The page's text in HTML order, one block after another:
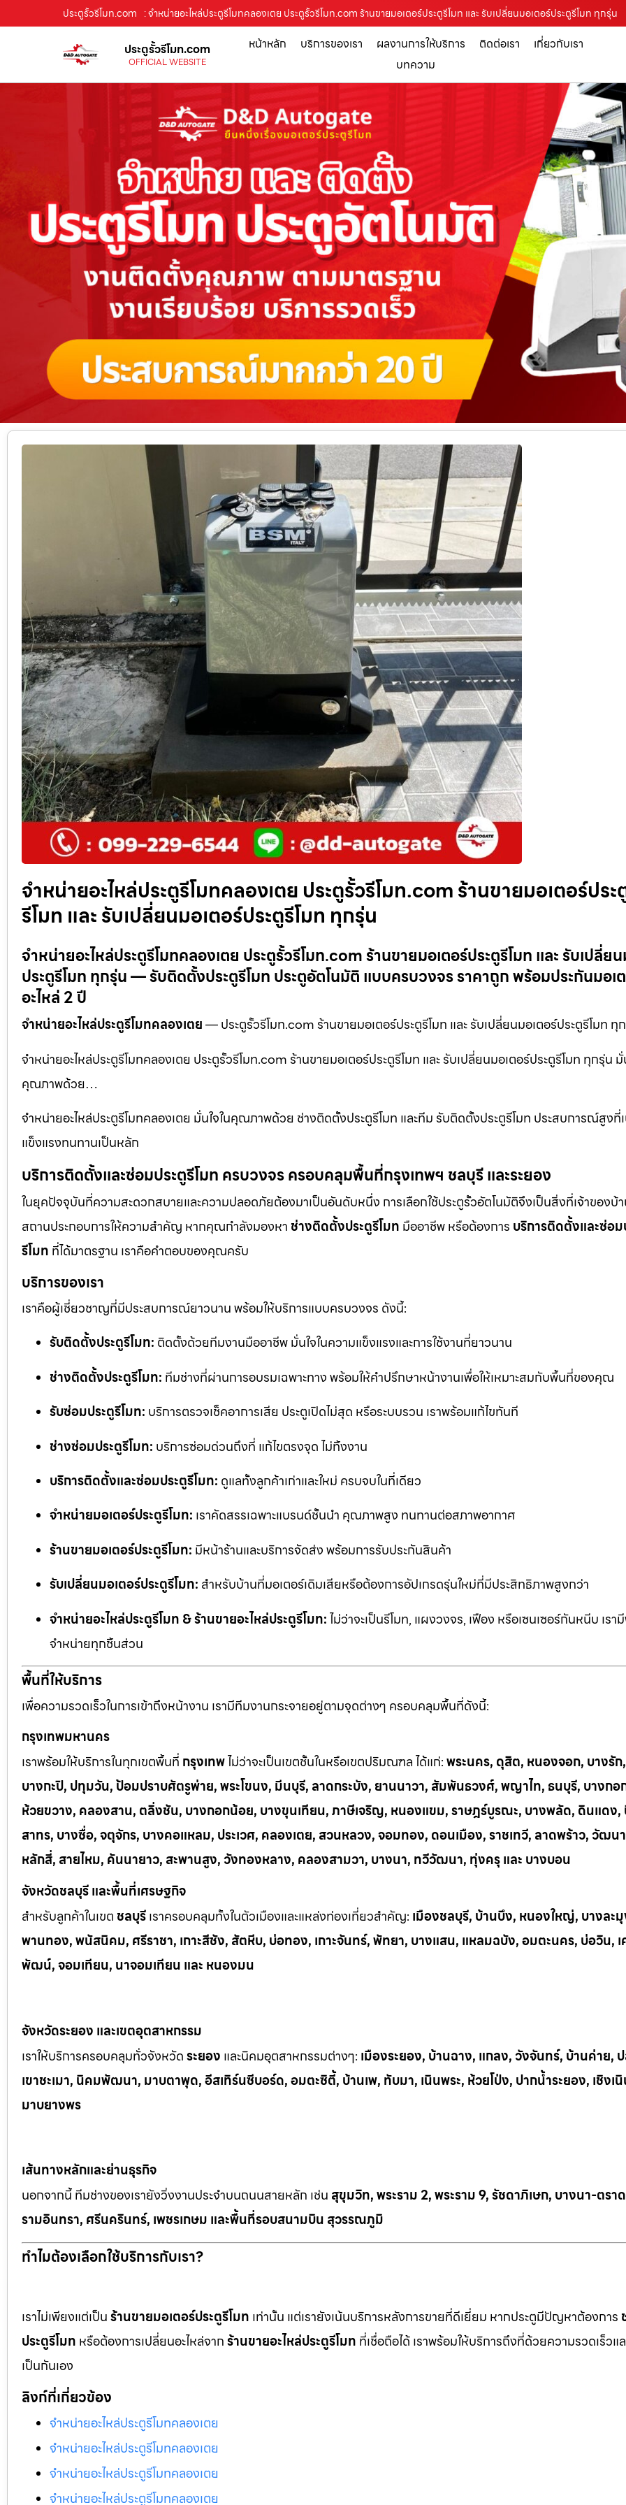
ประตูรั้วรีโมท.com : จำหน่ายอะไหล่ประตูรีโมทคลองเตย ประตูรั้วรีโมท.com ร้านขายมอเตอร์ประตูรีโมท และ รับเปลี่ยนมอเตอร์ประตูรีโมท ทุกรุ่น
ประตูรั้วรีโมท.com
OFFICIAL WEBSITE
หน้าหลัก บริการของเรา ผลงานการให้บริการ ติดต่อเรา
เกี่ยวกับเรา
บทความ
จำหน่ายอะไหล่ประตูรีโมทคลองเตย ประตูรั้วรีโมท.com ร้านขายมอเตอร์ประ
รีโมท และ รับเปลี่ยนมอเตอร์ประตูรีโมท ทุกรุ่น
จำหน่ายอะไหล่ประตูรีโมทคลองเตย ประตูรั้วรีโมท.com ร้านขายมอเตอร์ประตูรีโมท และ รับเปลี่ย
ประตูรีโมท ทุกรุ่น — รับติดตั้งประตูรีโมท ประตูอัตโนมัติ แบบครบวงจร ราคาถูก พร้อมประกันมอเ
อะไหล่ 2 ปี
จำหน่ายอะไหล่ประตูรีโมทคลองเตย— ประตูรั้วรีโมท.com ร้านขายมอเตอร์ประตูรีโมท และ รับเปลี่ยนมอเตอร์ประตูรีโมท ทุ
จำหน่ายอะไหล่ประตูรีโมทคลองเตย ประตูรั้วรีโมท.com ร้านขายมอเตอร์ประตูรีโมท และ รับเปลี่ยนมอเตอร์ประตูรีโมท ทุกรุ่น มั่
คุณภาพด้วย…
จำหน่ายอะไหล่ประตูรีโมทคลองเตย มั่นใจในคุณภาพด้วย ช่างติดตั้งประตูรีโมท และทีม รับติดตั้งประตูรีโมท ประสบการณ์สูงที่
แข็งแรงทนทานเป็นหลัก
บริการติดตั้งและซ่อมประตูรีโมท ครบวงจร ครอบคลุมพื้นที่กรุงเทพฯ ชลบุรี และระยอง
ในยุคปัจจุบันที่ความสะดวกสบายและความปลอดภัยต้องมาเป็นอันดับหนึ่ง การเลือกใช้ประตูรั้วอัตโนมัติจึงเป็นสิ่งที่เจ้าของบ้า
สถานประกอบการให้ความสำคัญ หากคุณกำลังมองหา ช่างติดตั้งประตูรีโมท มืออาชีพ หรือต้องการ บริการติดตั้งและซ่อม
รีโมท ที่ได้มาตรฐาน เราคือคำตอบของคุณครับ
บริการของเรา
เราคือผู้เชี่ยวชาญที่มีประสบการณ์ยาวนาน พร้อมให้บริการแบบครบวงจร ดังนี้:
รับติดตั้งประตูรีโมท: ติดตั้งด้วยทีมงานมืออาชีพ มั่นใจในความแข็งแรงและการใช้งานที่ยาวนาน
ช่างติดตั้งประตูรีโมท: ทีมช่างที่ผ่านการอบรมเฉพาะทาง พร้อมให้คำปรึกษาหน้างานเพื่อให้เหมาะสมกับพื้นที่ของคุณ
รับซ่อมประตูรีโมท: บริการตรวจเช็คอาการเสีย ประตูเปิดไม่สุด หรือระบบรวน เราพร้อมแก้ไขทันที
ช่างซ่อมประตูรีโมท: บริการซ่อมด่วนถึงที่ แก้ไขตรงจุด ไม่ทิ้งงาน
บริการติดตั้งและซ่อมประตูรีโมท: ดูแลทั้งลูกค้าเก่าและใหม่ ครบจบในที่เดียว
จำหน่ายมอเตอร์ประตูรีโมท: เราคัดสรรเฉพาะแบรนด์ชั้นนำ คุณภาพสูง ทนทานต่อสภาพอากาศ
ร้านขายมอเตอร์ประตูรีโมท: มีหน้าร้านและบริการจัดส่ง พร้อมการรับประกันสินค้า
รับเปลี่ยนมอเตอร์ประตูรีโมท: สำหรับบ้านที่มอเตอร์เดิมเสียหรือต้องการอัปเกรดรุ่นใหม่ที่มีประสิทธิภาพสูงกว่า
จำหน่ายอะไหล่ประตูรีโมท & ร้านขายอะไหล่ประตูรีโมท:ไม่ว่าจะเป็นรีโมท, แผงวงจร, เฟือง หรือเซนเซอร์กันหนีบ เรา
จำหน่ายทุกชิ้นส่วน
พื้นที่ให้บริการ
เพื่อความรวดเร็วในการเข้าถึงหน้างาน เรามีทีมงานกระจายอยู่ตามจุดต่างๆ ครอบคลุมพื้นที่ดังนี้:
กรุงเทพมหานคร
เราพร้อมให้บริการในทุกเขตพื้นที่ กรุงเทพไม่ว่าจะเป็นเขตชั้นในหรือเขตปริมณฑล ได้แก่:พระนคร, ดุสิต, หนองจอก, บางรัก
บางกะปิ, ปทุมวัน, ป้อมปราบศัตรูพ่าย, พระโขนง, มีนบุรี, ลาดกระบัง, ยานนาวา, สัมพันธวงศ์, พญาไท, ธนบุรี, บางก
ห้วยขวาง, คลองสาน, ตลิ่งชัน, บางกอกน้อย, บางขุนเทียน, ภาษีเจริญ, หนองแขม, ราษฎร์บูรณะ, บางพลัด, ดินแดง,
สาทร, บางซื่อ, จตุจักร, บางคอแหลม, ประเวศ, คลองเตย, สวนหลวง, จอมทอง, ดอนเมือง, ราชเทวี, ลาดพร้าว, วัฒน
หลักสี่, สายไหม, คันนายาว, สะพานสูง, วังทองหลาง, คลองสามวา, บางนา, ทวีวัฒนา, ทุ่งครุ และ บางบอน
จังหวัดชลบุรี และพื้นที่เศรษฐกิจ
สำหรับลูกค้าในเขต ชลบุรีเราครอบคลุมทั้งในตัวเมืองและแหล่งท่องเที่ยวสำคัญ: เมืองชลบุรี, บ้านบึง, หนองใหญ่, บางละ
พานทอง, พนัสนิคม, ศรีราชา, เกาะสีชัง, สัตหีบ, บ่อทอง, เกาะจันทร์, พัทยา, บางแสน, แหลมฉบัง, อมตะนคร, บ่อวิน,
พัฒน์, จอมเทียน, นาจอมเทียน และ หนองมน
จังหวัดระยอง และเขตอุตสาหกรรม
เราให้บริการครอบคลุมทั่วจังหวัดระยอง และนิคมอุตสาหกรรมต่างๆ: เมืองระยอง, บ้านฉาง, แกลง, วังจันทร์, บ้านค่าย,
เขาชะเมา, นิคมพัฒนา, มาบตาพุด, อีสเทิร์นซีบอร์ด, อมตะซิตี้, บ้านเพ, ทับมา, เนินพระ, หวยโป่ง, ปากน้ำระยอง, เชิงเ
มาบยางพร
เส้นทางหลักและย่านธุรกิจ
นอกจากนี้ ทีมช่างของเรายังวิ่งงานประจำบนถนนสายหลัก เช่น สุขุมวิท, พระราม 2, พระราม 9, รัชดาภิเษก, บางนา-ตรา
รามอินทรา, ศรีนครินทร์, เพชรเกษม และพื้นที่รอบสนามบิน สุวรรณภูมิ
ทำไมต้องเลือกใช้บริการกับเรา?
เราไม่เพียงแต่เป็นร้านขายมอเตอร์ประตูรีโมท เท่านั้น แต่เรายังเน้นบริการหลังการขายที่ดีเยี่ยม หากประตูมีปัญหาต้องการ
ประตูรีโมท หรือต้องการเปลี่ยนอะไหล่จากร้านขายอะไหล่ประตูรีโมท ที่เชื่อถือได้ เราพร้อมให้บริการถึงที่ด้วยความรวดเร็วแ
เป็นกันเอง
ลิงก์ที่เกี่ยวข้อง
จำหน่ายอะไหล่ประตูรีโมทคลองเตย
จำหน่ายอะไหล่ประตูรีโมทคลองเตย
จำหน่ายอะไหล่ประตูรีโมทคลองเตย
จำหน่ายอะไหล่ประตูรีโมทคลองเตย